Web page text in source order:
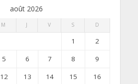
août 2026
M J V S D
1
2
5 6 7 8
9
12 13 14 15
16